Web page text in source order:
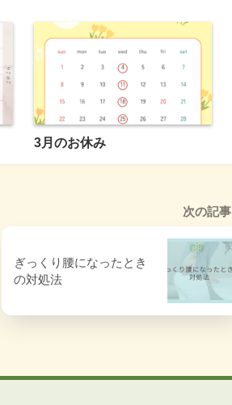
3月のお休み
次の記事
ぎっくり腰になったとき
の対処法